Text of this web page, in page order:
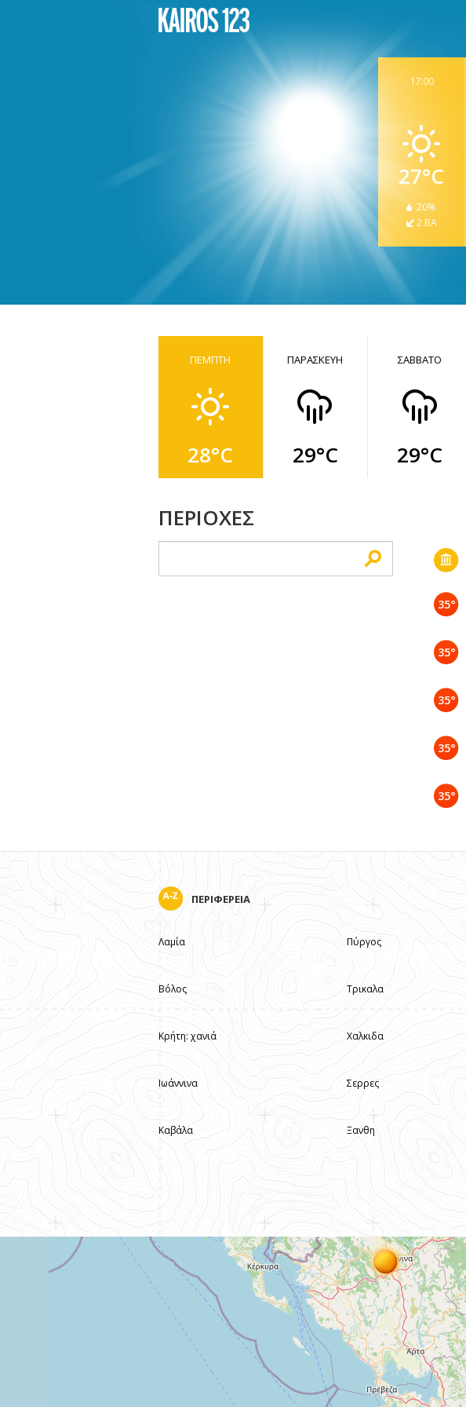
17:00
27°C
20%
2 ΒΑ
ΠΕΜΠΤΗ
28°C
ΠΑΡΑΣΚΕΥΗ
29°C
ΣΑΒΒΑΤΟ
29°C
ΠΕΡΙΟΧΕΣ
35°
35°
35°
35°
35°
ΠΕΡΙΦΕΡΕΙΑ
Λαμία
Βόλος
Κρήτη: χανιά
Ιωάννινα
Καβάλα
Πύργος
Τρικαλα
Χαλκιδα
Σερρες
Ξανθη